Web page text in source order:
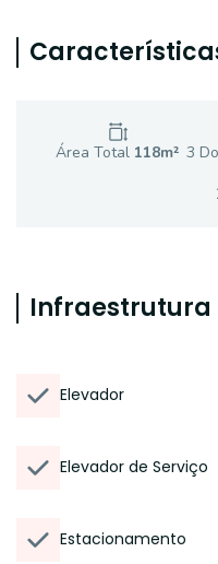
Área Total 118m² 3
Infraestrutura
Elevador
Elevador de Serviço
Estacionamento